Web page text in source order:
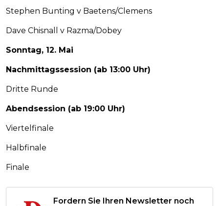
Stephen Bunting v Baetens/Clemens
Dave Chisnall v Razma/Dobey
Sonntag, 12. Mai
Nachmittagssession (ab 13:00 Uhr)
Dritte Runde
Abendsession (ab 19:00 Uhr)
Viertelfinale
Halbfinale
Finale
Fordern Sie Ihren Newsletter noch